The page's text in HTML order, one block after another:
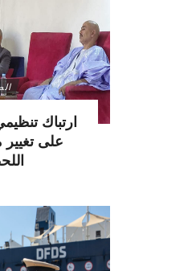
ارتباك
على